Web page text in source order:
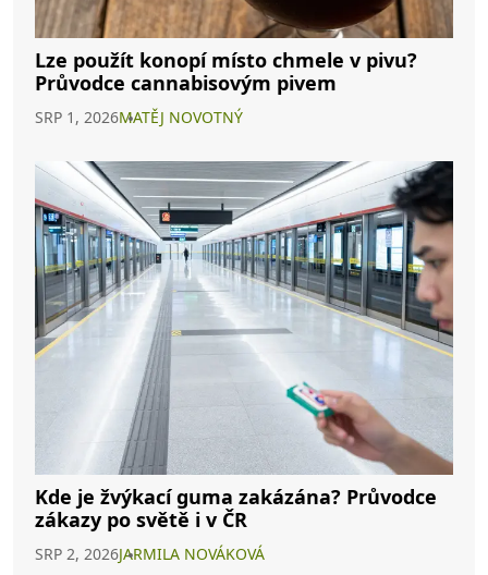
Lze použít konopí místo chmele v pivu?
Průvodce cannabisovým pivem
SRP 1, 2026MATĚJ NOVOTNÝ
Kde je žvýkací guma zakázána? Průvodce
zákazy po světě i v ČR
SRP 2, 2026JARMILA NOVÁKOVÁ